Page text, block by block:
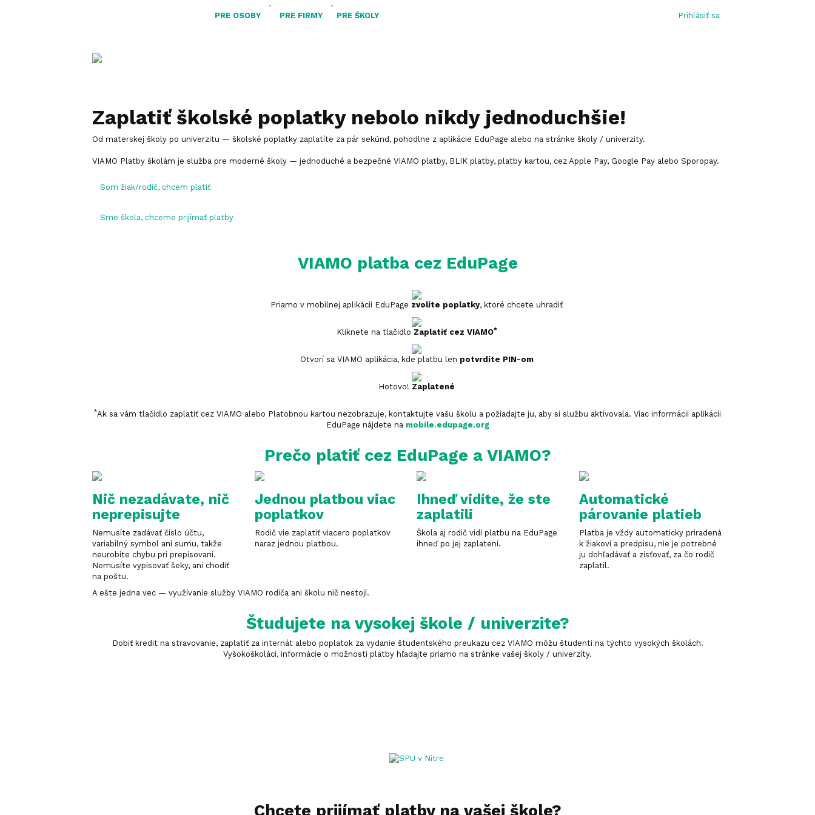
PRE OSOBY
•
PRE FIRMY
•
PRE ŠKOLY
Prihlásiť sa
Zaplatiť školské poplatky nebolo nikdy jednoduchšie!
Od materskej školy po univerzitu — školské poplatky zaplatíte za pár sekúnd, pohodlne z aplikácie EduPage alebo na stránke školy / univerzity.
VIAMO Platby školám je služba pre moderné školy — jednoduché a bezpečné VIAMO platby, BLIK platby, platby kartou, cez Apple Pay, Google Pay alebo Sporopay.
Som žiak/rodič, chcem platiť
Sme škola, chceme prijímať platby
VIAMO platba cez EduPage
Priamo v mobilnej aplikácii EduPage zvolíte poplatky, ktoré chcete uhradiť
Kliknete na tlačidlo Zaplatiť cez VIAMO*
Otvorí sa VIAMO aplikácia, kde platbu len potvrdíte PIN-om
Hotovo! Zaplatené
*Ak sa vám tlačidlo zaplatiť cez VIAMO alebo Platobnou kartou nezobrazuje, kontaktujte vašu školu a požiadajte ju, aby si službu aktivovala. Viac informácii aplikácii
EduPage nájdete na mobile.edupage.org
Prečo platiť cez EduPage a VIAMO?
Nič nezadávate, nič
neprepisujte
Nemusíte zadávať číslo účtu,
variabilný symbol ani sumu, takže
neurobíte chybu pri prepisovaní.
Nemusíte vypisovať šeky, ani chodiť
na poštu.
Jednou platbou viac
poplatkov
Rodič vie zaplatiť viacero poplatkov
naraz jednou platbou.
Ihneď vidíte, že ste
zaplatili
Škola aj rodič vidí platbu na EduPage
ihneď po jej zaplatení.
Automatické
párovanie platieb
Platba je vždy automaticky priradená
k žiakovi a predpisu, nie je potrebné
ju dohľadávať a zisťovať, za čo rodič
zaplatil.
A ešte jedna vec — využívanie služby VIAMO rodiča ani školu nič nestojí.
Študujete na vysokej škole / univerzite?
Dobiť kredit na stravovanie, zaplatiť za internát alebo poplatok za vydanie študentského preukazu cez VIAMO môžu študenti na týchto vysokých školách.
Vyšokoškoláci, informácie o možnosti platby hľadajte priamo na stránke vašej školy / univerzity.
Chcete prijímať platby na vašej škole?